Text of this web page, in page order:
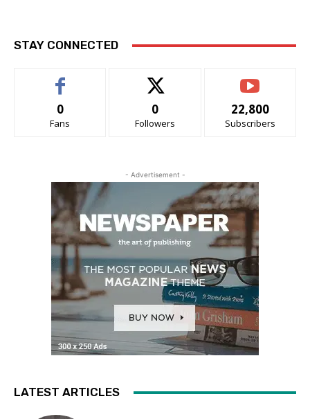
STAY CONNECTED
0
Fans
0
Followers
22,800
Subscribers
- Advertisement -
LATEST ARTICLES